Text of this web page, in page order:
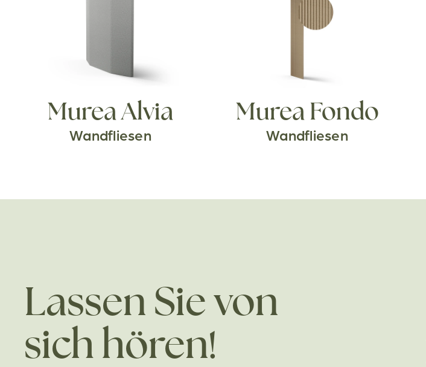
Murea Alvia
Wandfliesen
Murea Fondo
Wandfliesen
Lassen Sie von
sich hören!